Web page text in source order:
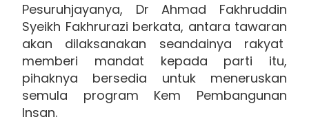
Pesuruhjayanya, Dr Ahmad Fakhruddin
Syeikh Fakhrurazi berkata, antara tawaran
akan dilaksanakan seandainya rakyat
memberi mandat kepada parti itu,
pihaknya bersedia untuk meneruskan
semula program Kem Pembangunan
Insan.